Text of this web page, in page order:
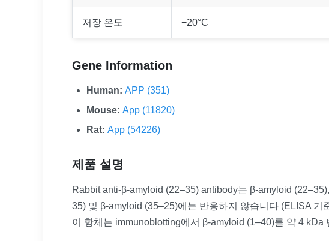
저장 온도 −20°C
Gene Information
Human: APP (351)
Mouse: App (11820)
Rat: App (54226)
제품 설명
Rabbit anti-β-amyloid (22–35) antibody는 β-amyloid
35) 및 β-amyloid (35–25)에는 반응하지 않습니다 (ELISA 기
이 항체는 immunoblotting에서 β-amyloid (1–40)를 약 4